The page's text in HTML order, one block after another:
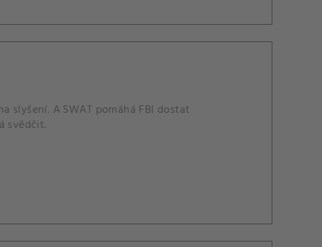
slyšení. A SWAT pomáhá FBI dostat
svědčit.